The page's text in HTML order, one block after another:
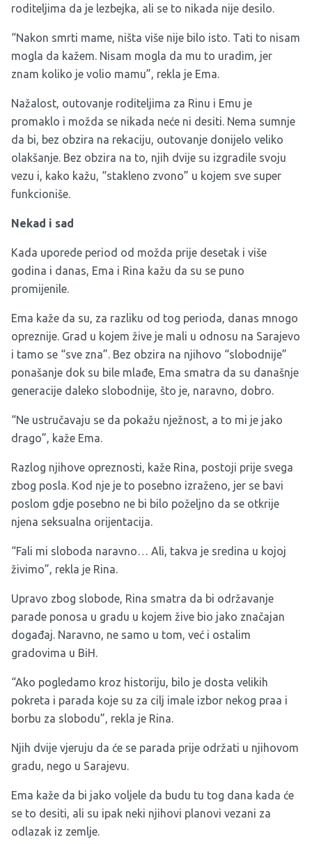
roditeljima da je lezbejka, ali se to nikada nije desilo.
“Nakon smrti mame, ništa više nije bilo isto. Tati to nisam
mogla da kažem. Nisam mogla da mu to uradim, jer
znam koliko je volio mamu”, rekla je Ema.
Nažalost, outovanje roditeljima za Rinu i Emu je
promaklo i možda se nikada neće ni desiti. Nema sumnje
da bi, bez obzira na rekaciju, outovanje donijelo veliko
olakšanje. Bez obzira na to, njih dvije su izgradile svoju
vezu i, kako kažu, “stakleno zvono” u kojem sve super
funkcioniše.
Nekad i sad
Kada uporede period od možda prije desetak i više
godina i danas, Ema i Rina kažu da su se puno
promijenile.
Ema kaže da su, za razliku od tog perioda, danas mnogo
opreznije. Grad u kojem žive je mali u odnosu na Sarajevo
i tamo se “sve zna”. Bez obzira na njihovo “slobodnije”
ponašanje dok su bile mlađe, Ema smatra da su današnje
generacije daleko slobodnije, što je, naravno, dobro.
“Ne ustručavaju se da pokažu nježnost, a to mi je jako
drago”, kaže Ema.
Razlog njihove opreznosti, kaže Rina, postoji prije svega
zbog posla. Kod nje je to posebno izraženo, jer se bavi
poslom gdje posebno ne bi bilo poželjno da se otkrije
njena seksualna orijentacija.
“Fali mi sloboda naravno… Ali, takva je sredina u kojoj
živimo”, rekla je Rina.
Upravo zbog slobode, Rina smatra da bi održavanje
parade ponosa u gradu u kojem žive bio jako značajan
događaj. Naravno, ne samo u tom, već i ostalim
gradovima u BiH.
“Ako pogledamo kroz historiju, bilo je dosta velikih
pokreta i parada koje su za cilj imale izbor nekog praa i
borbu za slobodu”, rekla je Rina.
Njih dvije vjeruju da će se parada prije održati u njihovom
gradu, nego u Sarajevu.
Ema kaže da bi jako voljele da budu tu tog dana kada će
se to desiti, ali su ipak neki njihovi planovi vezani za
odlazak iz zemlje.